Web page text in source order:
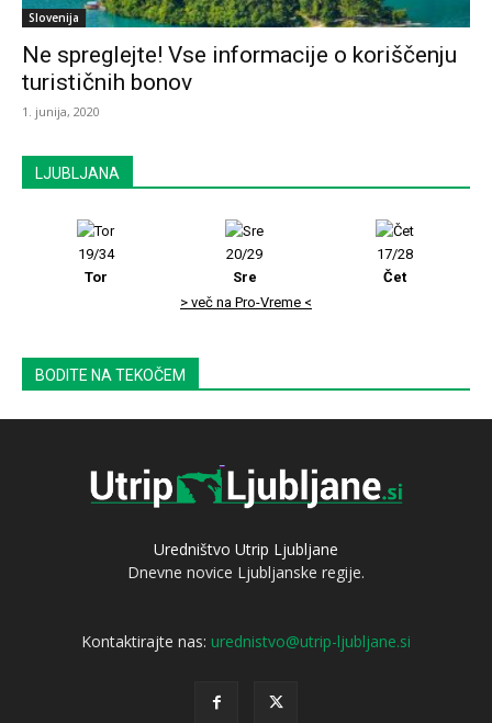
Slovenija
Ne spreglejte! Vse informacije o koriščenju
turističnih bonov
1. junija, 2020
LJUBLJANA
19/34
Tor
20/29
Sre
17/28
Čet
> več na Pro-Vreme <
BODITE NA TEKOČEM
Uredništvo Utrip Ljubljane
Dnevne novice Ljubljanske regije.
Kontaktirajte nas: urednistvo@utrip-ljubljane.si